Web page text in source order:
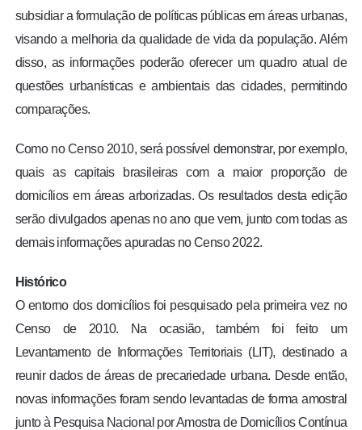
subsidiar a formulação de políticas públicas em áreas urbanas,
visando a melhoria da qualidade de vida da população. Além
disso, as informações poderão oferecer um quadro atual de
questões urbanísticas e ambientais das cidades, permitindo
comparações.
Como no Censo 2010, será possível demonstrar, por exemplo,
quais as capitais brasileiras com a maior proporção de
domicílios em áreas arborizadas. Os resultados desta edição
serão divulgados apenas no ano que vem, junto com todas as
demais informações apuradas no Censo 2022.
Histórico
O entorno dos domicílios foi pesquisado pela primeira vez no
Censo de 2010. Na ocasião, também foi feito um
Levantamento de Informações Territoriais (LIT), destinado a
reunir dados de áreas de precariedade urbana. Desde então,
novas informações foram sendo levantadas de forma amostral
junto à Pesquisa Nacional por Amostra de Domicílios Contínua